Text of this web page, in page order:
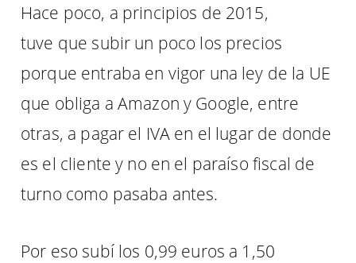
Hace poco, a principios de 2015,
tuve que subir un poco los precios
porque entraba en vigor una ley de la UE
que obliga a Amazon y Google, entre
otras, a pagar el IVA en el lugar de donde
es el cliente y no en el paraíso fiscal de
turno como pasaba antes.
Por eso subí los 0,99 euros a 1,50